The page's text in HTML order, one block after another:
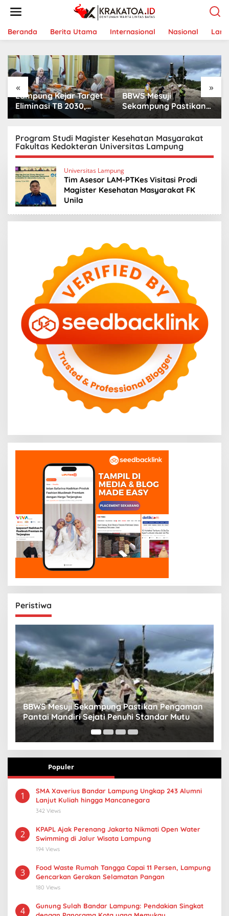
t
Beranda Berita Utama Internasional Nasional
« »
Lampung Kejar Target
Eliminasi TB 2030,
Ribuan Kasus
Tanggamus Jadi
Perhatian
BBWS Mesuji
Sekampung Pastikan
Pengaman Pantai
Standar Mutu
Program Studi Magister Kesehatan Masyarakat
Fakultas Kedokteran Universitas Lampung
Universitas Lampung
Tim Asesor LAM-PTKes Visitasi Prodi
Magister Kesehatan Masyarakat FK
Unila
Peristiwa
Sebut Kental Manis Mirip Rokok, Dinkes
Pringsewu Gandeng Aisyiyah Desak Regulasi
Gizi Anak
Populer
1
SMA Xaverius Bandar Lampung Ungkap 243 Alumni
Lanjut Kuliah hingga Mancanegara
342 Views
2
KPAPL Ajak Perenang Jakarta Nikmati Open Water
Swimming di Jalur Wisata Lampung
194 Views
3
Food Waste Rumah Tangga Capai 11 Persen, Lampung
Gencarkan Gerakan Selamatan Pangan
180 Views
4
Gunung Sulah Bandar Lampung: Pendakian Singkat